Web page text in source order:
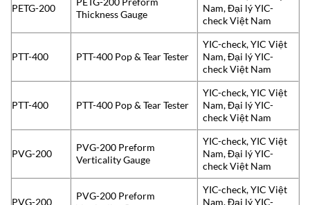
PETG-200
Thickness Gauge
Nam, Đại lý YIC-
check Việt Nam
PTT-400 PTT-400 Pop & Tear Tester
YIC-check, YIC Việt
Nam, Đại lý YIC-
check Việt Nam
PTT-400 PTT-400 Pop & Tear Tester
YIC-check, YIC Việt
Nam, Đại lý YIC-
check Việt Nam
PVG-200
PVG-200 Preform
Verticality Gauge
YIC-check, YIC Việt
Nam, Đại lý YIC-
check Việt Nam
PVG-200
PVG-200 Preform
YIC-check, YIC Việt
Nam, Đại lý YIC-